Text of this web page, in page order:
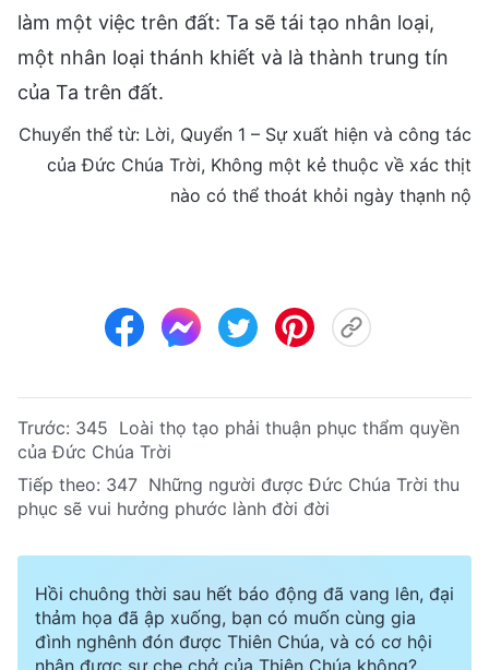
làm một việc trên đất: Ta sẽ tái tạo nhân loại,
một nhân loại thánh khiết và là thành trung tín
của Ta trên đất.
Chuyển thể từ: Lời, Quyển 1 – Sự xuất hiện và công tác
của Đức Chúa Trời, Không một kẻ thuộc về xác thịt
nào có thể thoát khỏi ngày thạnh nộ
Trước: 345 Loài thọ tạo phải thuận phục thẩm quyền
của Đức Chúa Trời
Tiếp theo: 347 Những người được Đức Chúa Trời thu
phục sẽ vui hưởng phước lành đời đời
Hồi chuông thời sau hết báo động đã vang lên, đại
thảm họa đã ập xuống, bạn có muốn cùng gia
đình nghênh đón được Thiên Chúa, và có cơ hội
nhận được sự che chở của Thiên Chúa không?